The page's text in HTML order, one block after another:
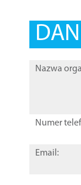
Nazwa
Numer
Email: